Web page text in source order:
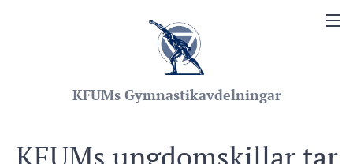
KFUMs Gymnastikavdelningar
KFUMs ungdomskillar tar